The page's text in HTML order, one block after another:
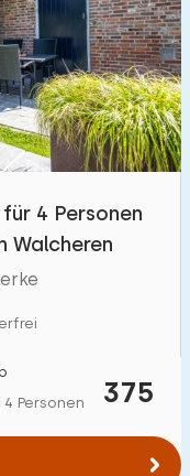
2
18
20
22
4 Personen
Walcheren
375
Personen